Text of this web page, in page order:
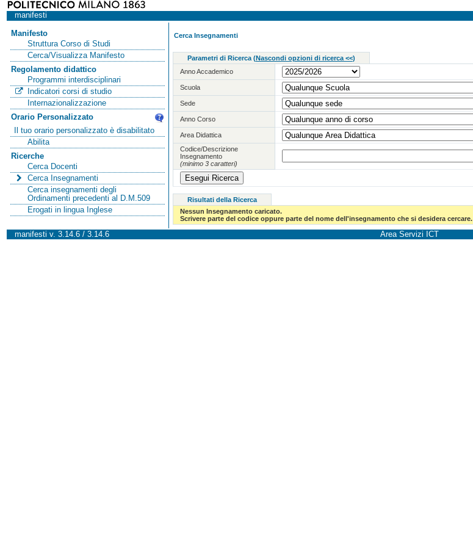
manifesti
Manifesto
Struttura Corso di Studi
Cerca/Visualizza Manifesto
Regolamento didattico
Programmi interdisciplinari
Indicatori corsi di studio
Internazionalizzazione
Orario Personalizzato
Il tuo orario personalizzato è disabilitato
Abilita
Ricerche
Cerca Docenti
Cerca Insegnamenti
Cerca insegnamenti degli
Ordinamenti precedenti al D.M.509
Erogati in lingua Inglese
Cerca Insegnamenti
Parametri di Ricerca (Nascondi opzioni di ricerca <<)
Anno Accademico
Scuola
Sede
Anno Corso
Area Didattica
Codice/Descrizione
Insegnamento
(minimo 3 caratteri)
Risultati della Ricerca
Nessun Insegnamento caricato.
Scrivere parte del codice oppure parte del nome dell'insegnamento che si desidera cercare.
manifesti v. 3.14.6 / 3.14.6 Area Servizi ICT